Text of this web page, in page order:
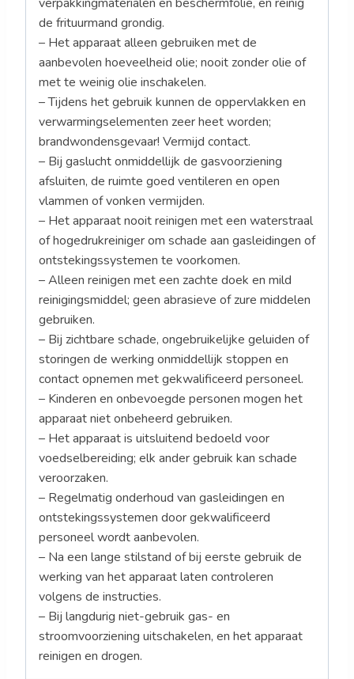
de frituurmand grondig.
– Het apparaat alleen gebruiken met de
aanbevolen hoeveelheid olie; nooit zonder olie of
met te weinig olie inschakelen.
– Tijdens het gebruik kunnen de oppervlakken en
verwarmingselementen zeer heet worden;
brandwondensgevaar! Vermijd contact.
– Bij gaslucht onmiddellijk de gasvoorziening
afsluiten, de ruimte goed ventileren en open
vlammen of vonken vermijden.
– Het apparaat nooit reinigen met een waterstraal
of hogedrukreiniger om schade aan gasleidingen of
ontstekingssystemen te voorkomen.
– Alleen reinigen met een zachte doek en mild
reinigingsmiddel; geen abrasieve of zure middelen
gebruiken.
– Bij zichtbare schade, ongebruikelijke geluiden of
storingen de werking onmiddellijk stoppen en
contact opnemen met gekwalificeerd personeel.
– Kinderen en onbevoegde personen mogen het
apparaat niet onbeheerd gebruiken.
– Het apparaat is uitsluitend bedoeld voor
voedselbereiding; elk ander gebruik kan schade
veroorzaken.
– Regelmatig onderhoud van gasleidingen en
ontstekingssystemen door gekwalificeerd
personeel wordt aanbevolen.
– Na een lange stilstand of bij eerste gebruik de
werking van het apparaat laten controleren
volgens de instructies.
– Bij langdurig niet-gebruik gas- en
stroomvoorziening uitschakelen, en het apparaat
reinigen en drogen.